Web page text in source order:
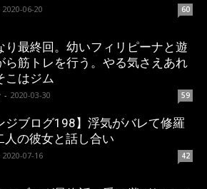
2020-06-20 60
り最終回。幼いフィリピーナと遊
ら筋トレを行う。やる気さえあれ
こはジム
- 2020-03-30 59
ジブログ198】浮気がバレて修羅
人の彼女と話し合い
2020-07-16 42